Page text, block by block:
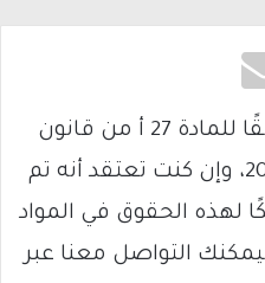
يتم الاستخدام المواد وفقًا للمادة 27 أ من قانون
حقوق التأليف والنشر 2007، وإن كنت تعتقد أنه تم
لهذه الحقوق في المواد
التواصل معنا عبر